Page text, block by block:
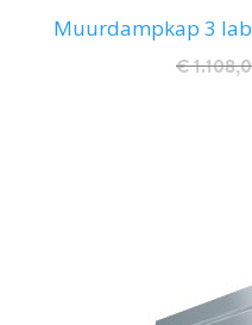
Muurdampkap 3
€